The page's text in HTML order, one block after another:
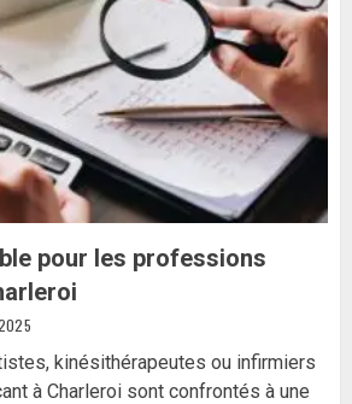
pour les professions
kinésithérapeutes ou infirmiers
à Charleroi sont confrontés à une